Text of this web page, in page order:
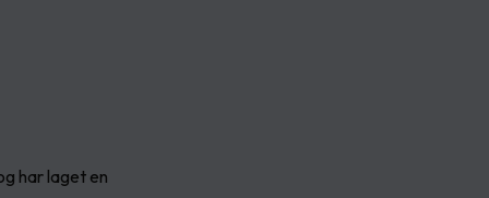
har laget en